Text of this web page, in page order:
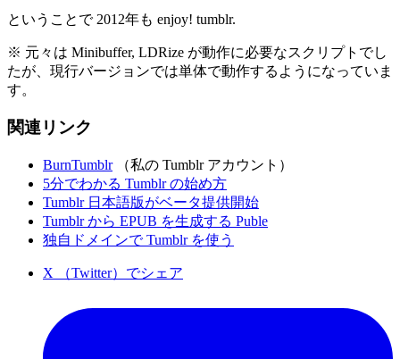
ということで 2012年も enjoy! tumblr.
※ 元々は Minibuffer, LDRize が動作に必要なスクリプトでし
たが、現行バージョンでは単体で動作するようになっていま
す。
関連リンク
BurnTumblr（私の Tumblr アカウント）
5分でわかる Tumblr の始め方
Tumblr 日本語版がベータ提供開始
Tumblr から EPUB を生成する Puble
独自ドメインで Tumblr を使う
X （Twitter）でシェア